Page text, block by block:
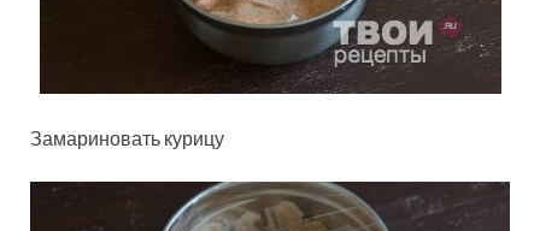
Замариновать курицу